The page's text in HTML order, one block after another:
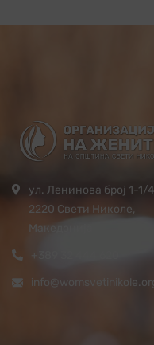
ул. Ленинова број 1-1/
2220 Свети Николе,
Македонија